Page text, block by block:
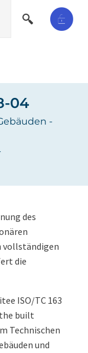
04
-
des
vollständigen
die
ISO/TC 163
built
Technischen
und